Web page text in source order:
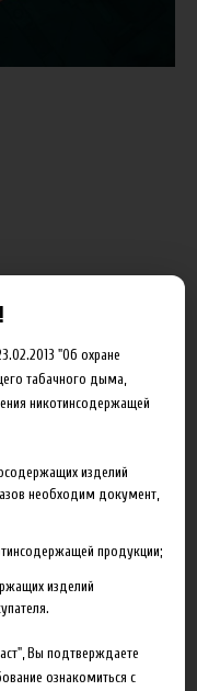
"Об охране
табачного дыма,
никотинсодержащей
изделий
необходим документ,
продукции;
изделий
Вы подтверждаете
ознакомиться с